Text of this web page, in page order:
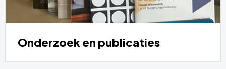
Onderzoek en publicaties